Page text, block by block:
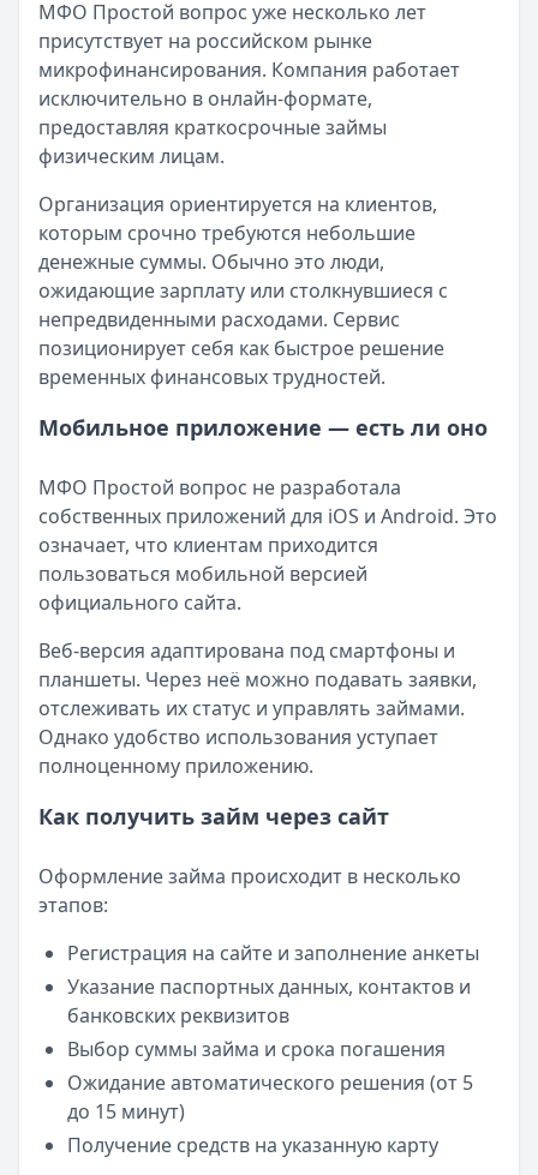
МФО Простой вопрос уже несколько лет
присутствует на российском рынке
микрофинансирования. Компания работает
исключительно в онлайн-формате,
предоставляя краткосрочные займы
физическим лицам.
Организация ориентируется на клиентов,
которым срочно требуются небольшие
денежные суммы. Обычно это люди,
ожидающие зарплату или столкнувшиеся с
непредвиденными расходами. Сервис
позиционирует себя как быстрое решение
временных финансовых трудностей.
Мобильное приложение — есть ли оно
МФО Простой вопрос не разработала
собственных приложений для iOS и Android. Это
означает, что клиентам приходится
пользоваться мобильной версией
официального сайта.
Веб-версия адаптирована под смартфоны и
планшеты. Через неё можно подавать заявки,
отслеживать их статус и управлять займами.
Однако удобство использования уступает
полноценному приложению.
Как получить займ через сайт
Оформление займа происходит в несколько
этапов:
Регистрация на сайте и заполнение анкеты
Указание паспортных данных, контактов и
банковских реквизитов
Выбор суммы займа и срока погашения
Ожидание автоматического решения (от 5
до 15 минут)
Получение средств на указанную карту